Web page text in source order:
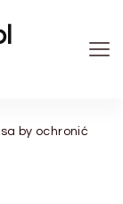
by ochronić